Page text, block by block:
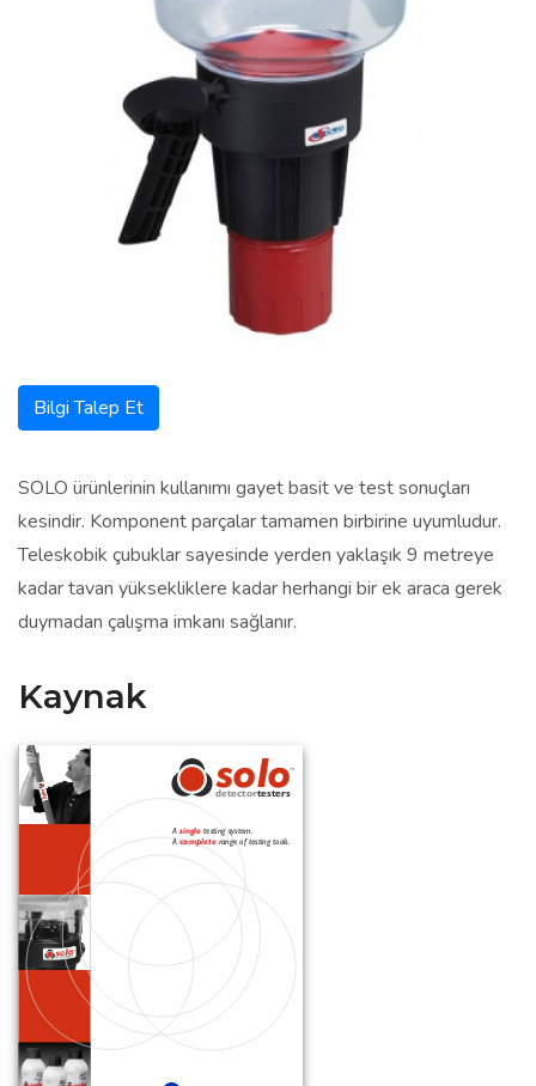
Bilgi Talep Et
SOLO ürünlerinin kullanımı gayet basit ve test sonuçları
kesindir. Komponent parçalar tamamen birbirine uyumludur.
Teleskobik çubuklar sayesinde yerden yaklaşık 9 metreye
kadar tavan yüksekliklere kadar herhangi bir ek araca gerek
duymadan çalışma imkanı sağlanır.
Kaynak